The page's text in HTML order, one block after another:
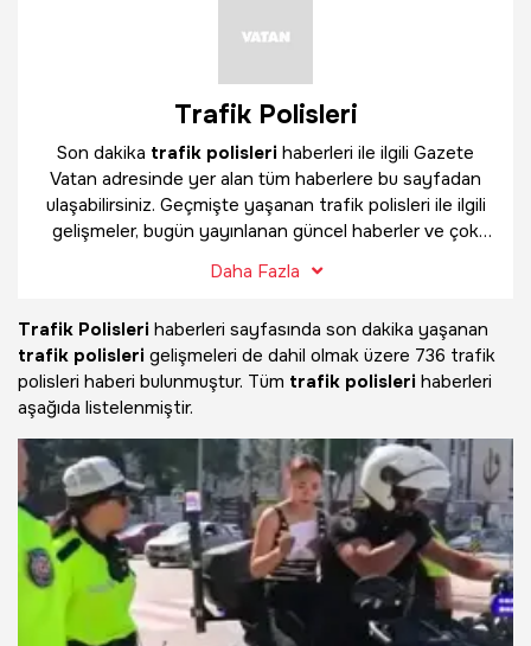
Trafik Polisleri
Son dakika trafik polisleri haberleri ile ilgili Gazete
Vatan adresinde yer alan tüm haberlere bu sayfadan
ulaşabilirsiniz. Geçmişte yaşanan trafik polisleri ile ilgili
gelişmeler, bugün yayınlanan güncel haberler ve çok
bulabilirsiniz.
Daha Fazla
Trafik Polisleri haberleri sayfasında son dakika yaşanan
trafik polisleri gelişmeleri de dahil olmak üzere 736 trafik
polisleri haberi bulunmuştur. Tüm trafik polisleri haberleri
aşağıda listelenmiştir.